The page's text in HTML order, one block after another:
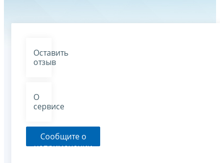
Оставить
отзыв
О
сервисе
Сообщите о
неприменении